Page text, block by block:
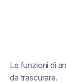
Le funzioni di
da trascurare.